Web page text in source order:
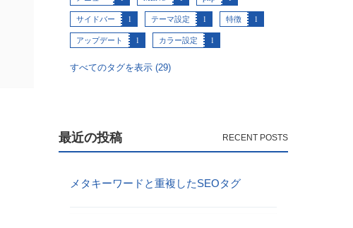
サイドバー
1 テーマ設定 1 特徴
1
アップデート
1 カラー設定 1
すべてのタグを表示 (29)
最近の投稿
メタキーワードと重複したSEOタグ